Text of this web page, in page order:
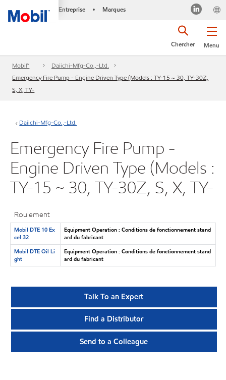
Entreprise • Marques
Menu
Chercher
Mobil™
Daiichi-Mfg-Co.,-Ltd.
Emergency Fire Pump - Engine Driven Type (Models : TY-15 ~ 30, TY-30Z,
S, X, TY-
Daiichi-Mfg-Co.,-Ltd.
Emergency Fire Pump -
Engine Driven Type (Models :
TY-15 ~ 30, TY-30Z, S, X, TY-
Roulement
Mobil DTE 10 Ex
cel 32
Equipment Operation : Conditions de fonctionnement stand
ard du fabricant
Mobil DTE Oil Li
ght
Equipment Operation : Conditions de fonctionnement stand
ard du fabricant
Talk To an Expert
Find a Distributor
Send to a Colleague